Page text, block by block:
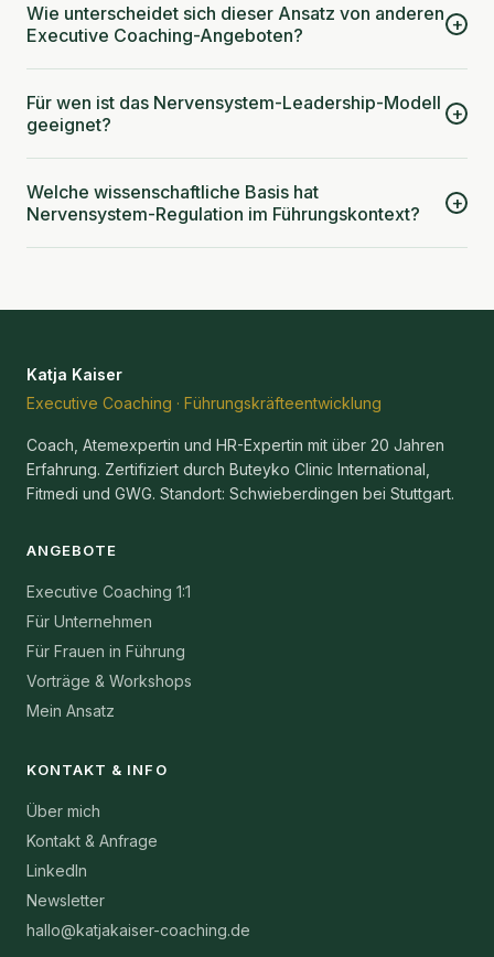
Wie unterscheidet sich dieser Ansatz von anderen
Executive Coaching-Angeboten?
+
Für wen ist das Nervensystem-Leadership-Modell
geeignet?
+
Welche wissenschaftliche Basis hat
Nervensystem-Regulation im Führungskontext?
+
Katja Kaiser
Executive Coaching · Führungskräfteentwicklung
Coach, Atemexpertin und HR-Expertin mit über 20 Jahren
Erfahrung. Zertifiziert durch Buteyko Clinic International,
Fitmedi und GWG. Standort: Schwieberdingen bei Stuttgart.
ANGEBOTE
Executive Coaching 1:1
Für Unternehmen
Für Frauen in Führung
Vorträge & Workshops
Mein Ansatz
KONTAKT & INFO
Über mich
Kontakt & Anfrage
LinkedIn
Newsletter
hallo@katjakaiser-coaching.de